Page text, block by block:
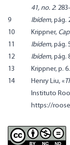
41, no. 2:
9
Ibídem, pág.
10
Krippner,
11
Ibídem, pág.
12
Ibídem, pág.
13
Krippner, p. 6.
14
Henry Liu, «
Instituto
https://